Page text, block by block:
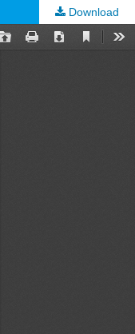
Download